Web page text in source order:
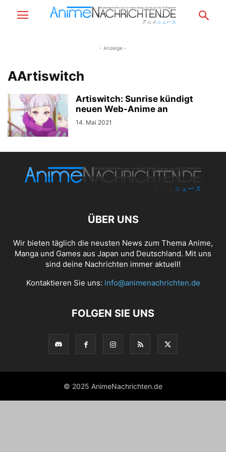
- Anzeige -
AArtiswitch
Artiswitch: Sunrise kündigt
neuen Web-Anime an
14. Mai 2021
ÜBER UNS
Wir bieten täglich die neusten News zum Thema Anime,
Manga und Games aus Japan und Deutschland. Mit uns
sind deine Nachrichten immer aktuell!
Kontaktieren Sie uns: info@animenachrichten.de
FOLGEN SIE UNS
© 2025 AnimeNachrichten.de